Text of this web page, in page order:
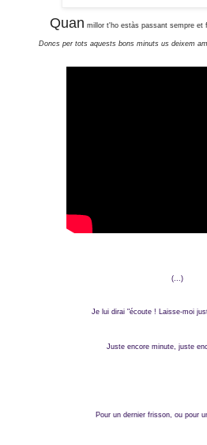
Quan millor t'ho estàs passant sempre et
Doncs per tots aquests bons minuts us deixem
(...)
Je lui dirai "écoute ! Laisse-moi
Juste encore minute, juste
Pour un dernier frisson, ou pour